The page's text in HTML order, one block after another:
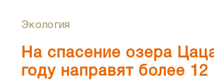
Экология
На спасение озера
году направят более 12